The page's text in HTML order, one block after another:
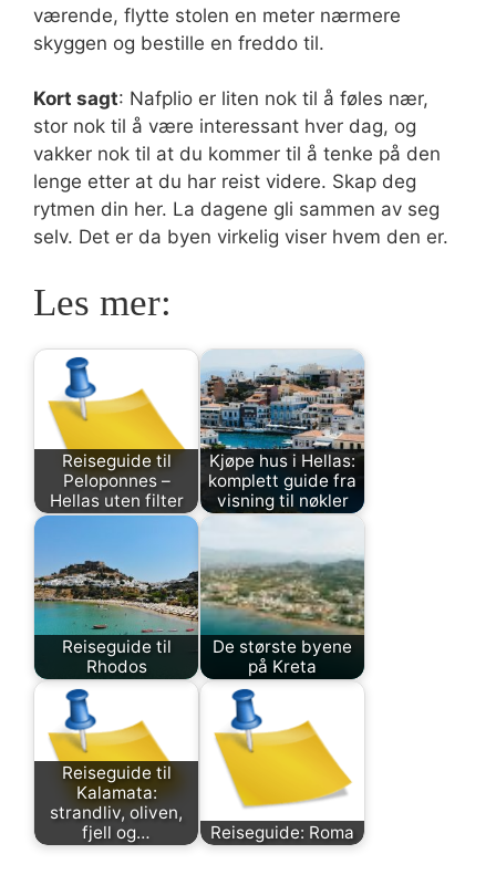
værende, flytte stolen en meter nærmere
skyggen og bestille en freddo til.
Kort sagt: Nafplio er liten nok til å føles nær,
stor nok til å være interessant hver dag, og
vakker nok til at du kommer til å tenke på den
lenge etter at du har reist videre. Skap deg
rytmen din her. La dagene gli sammen av seg
selv. Det er da byen virkelig viser hvem den er.
Les mer:
Reiseguide til
Peloponnes –
Hellas uten filter
Kjøpe hus i Hellas:
komplett guide fra
visning til nøkler
Reiseguide til
Rhodos
De største byene
på Kreta
Reiseguide til
Kalamata:
strandliv, oliven,
fjell og…
Reiseguide: Roma